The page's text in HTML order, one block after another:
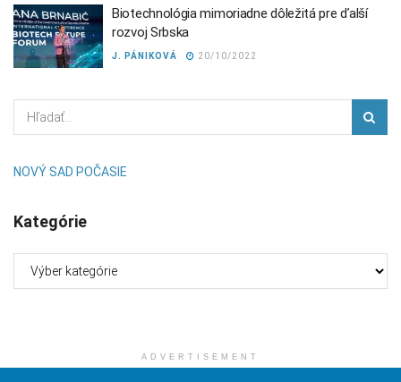
Biotechnológia mimoriadne dôležitá pre ďalší
rozvoj Srbska
J. PÁNIKOVÁ 20/10/2022
NOVÝ SAD POČASIE
Kategórie
ADVERTISEMENT